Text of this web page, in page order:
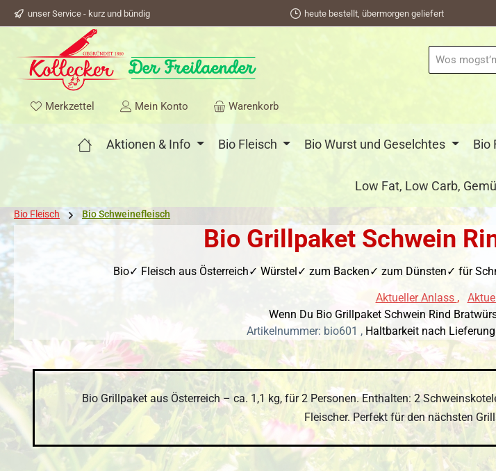
Zur Hauptnavigation springen
unser Service - kurz und bündig heute bestellt, übermorgen geliefert
Merkzettel Du hast 0 Produkte auf dem Merkzettel
Mein Konto Warenkorb
Aktionen & Info Bio Fleisch Bio Wurst und Geselchtes Bio
Low Fat, Low Carb,
Bio Fleisch Bio Schweinefleisch
Bio Grillpaket Schwein
Bio✓ Fleisch aus Österreich✓ Würstel✓ zum Backen✓ zum Dünsten✓ für
Aktueller Anlass ,
Wenn Du Bio Grillpaket Schwein Rind
Artikelnummer: bio601 , Haltbarkeit nach
Bio Grillpaket aus Österreich – ca. 1,1 kg, für 2 Personen. Enthalten: 2
Fleischer. Perfekt für den nächsten